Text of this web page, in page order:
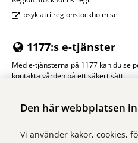
Den här webbplatsen
Vi använder kakor, cookies,
psykiatri.regionstockholm.se
1177:s e-tjänster
Med e-tjänsterna på 1177 kan du se
kontakta vården på ett säkert sätt.